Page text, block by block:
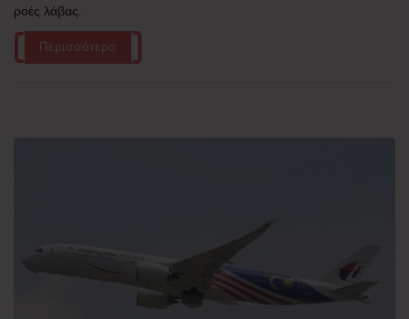
ροές λάβας.
Περισσότερα